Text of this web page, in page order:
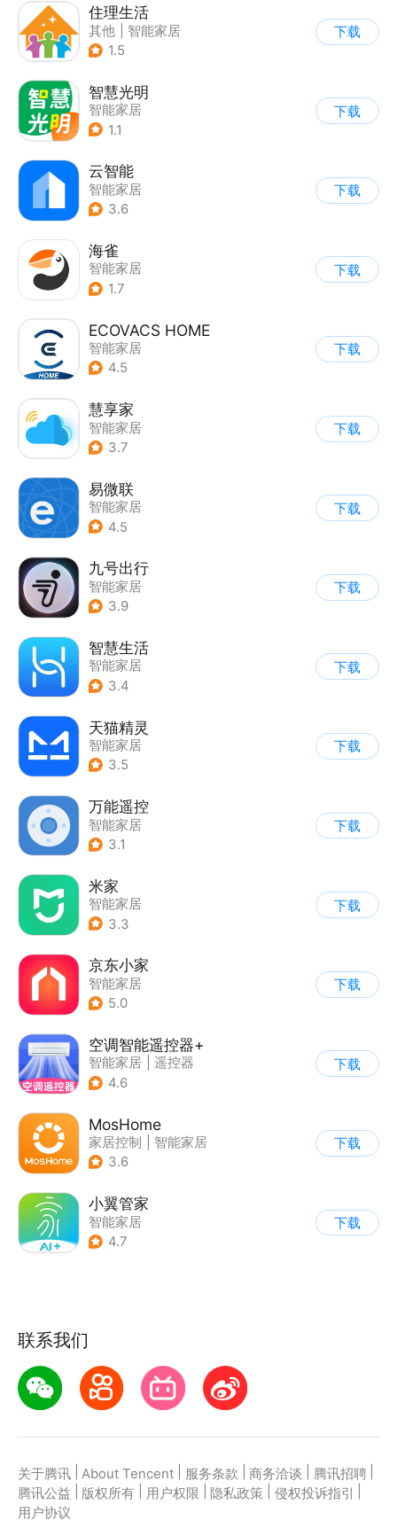
住理生活
其他
智能家居
1.5
下载
智慧光明
智能家居
1.1
下载
云智能
智能家居
3.6
下载
海雀
智能家居
1.7
下载
ECOVACS HOME
智能家居
4.5
下载
慧享家
智能家居
3.7
下载
易微联
智能家居
4.5
下载
九号出行
智能家居
3.9
下载
智慧生活
智能家居
3.4
下载
天猫精灵
智能家居
3.5
下载
万能遥控
智能家居
3.1
下载
米家
智能家居
3.3
下载
京东小家
智能家居
5.0
下载
空调智能遥控器+
智能家居
遥控器
4.6
下载
MosHome
家居控制
智能家居
3.6
下载
小翼管家
智能家居
4.7
下载
联系我们
关于腾讯 About Tencent 服务条款 商务洽谈 腾讯招聘
腾讯公益
版权所有 用户权限 隐私政策 侵权投诉指引
用户协议